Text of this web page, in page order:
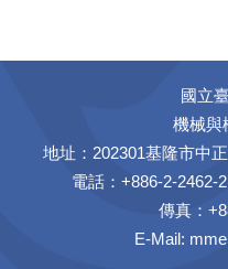
國立
機械與
地址：202301基隆市中
電話：+886-2-2462-
傳真：
E-Mail: